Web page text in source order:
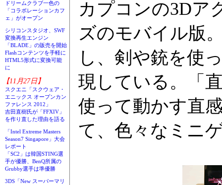
ドリームクラブ一色の
「コラボレーションカフ
ェ」がオープン
シリコンスタジオ、SWF
変換再生エンジン
「BLADE」の販売を開始
Flashコンテンツを手軽に
HTML5形式に変換可能
に
【11月27日】
スクエニ「スクウェア・
エニックス オープンカン
ファレンス 2012」
吉田直樹氏が「FFXIV」
を作り直した理由を語る
「Intel Extreme Masters
Season7 Singapore」大会
レポート
「SC2」は韓国STING選
手が優勝、BenQ所属の
Grubby選手は準優勝
3DS「New スーパーマリ
カプコンの3Dア
ズのモバイル版
し、剣や銃を使
現している。「
使って動かす直
て、色々なミニ